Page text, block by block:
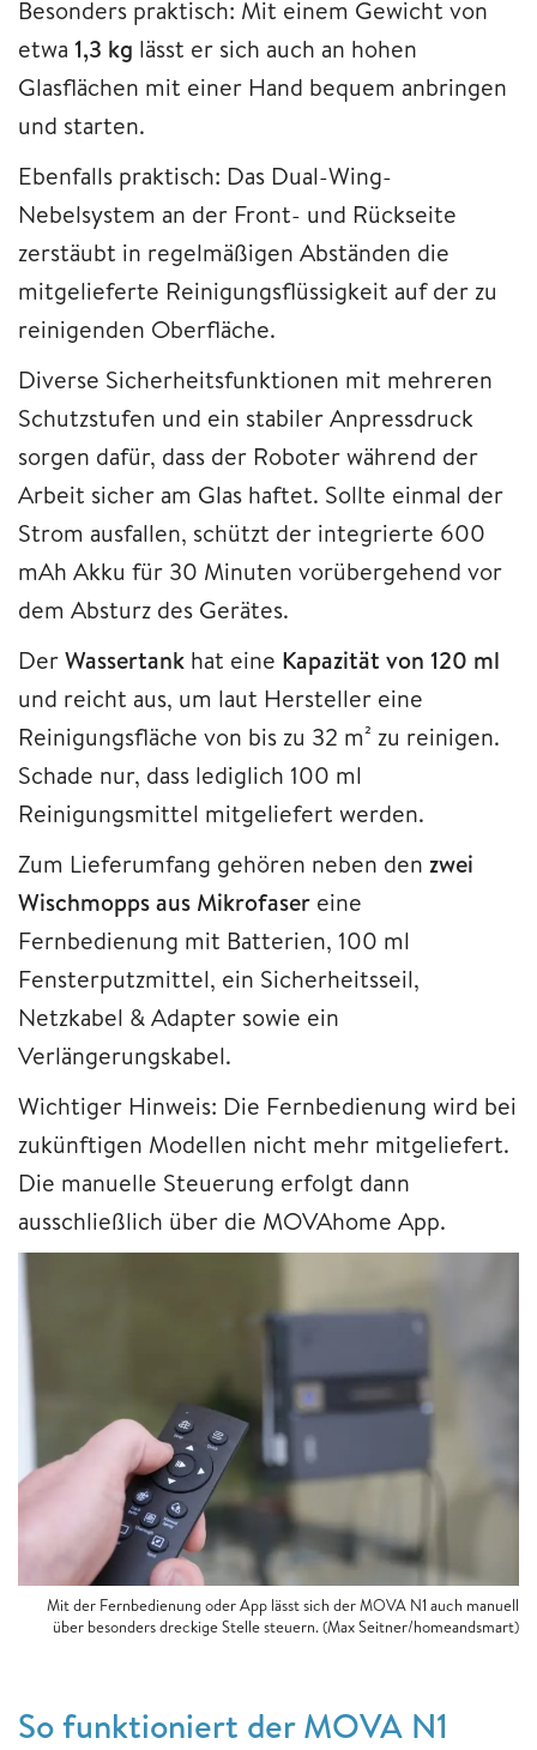
Besonders praktisch: Mit einem Gewicht von
etwa 1,3 kg lässt er sich auch an hohen
Glasflächen mit einer Hand bequem anbringen
und starten.
Ebenfalls praktisch: Das Dual-Wing-
Nebelsystem an der Front- und Rückseite
zerstäubt in regelmäßigen Abständen die
mitgelieferte Reinigungsflüssigkeit auf der zu
reinigenden Oberfläche.
Diverse Sicherheitsfunktionen mit mehreren
Schutzstufen und ein stabiler Anpressdruck
sorgen dafür, dass der Roboter während der
Arbeit sicher am Glas haftet. Sollte einmal der
Strom ausfallen, schützt der integrierte 600
mAh Akku für 30 Minuten vorübergehend vor
dem Absturz des Gerätes.
DerWassertank hat eine Kapazität von 120 ml
und reicht aus, um laut Hersteller eine
Reinigungsfläche von bis zu 32 m² zu reinigen.
Schade nur, dass lediglich 100 ml
Reinigungsmittel mitgeliefert werden.
Zum Lieferumfang gehören neben den zwei
Wischmopps aus Mikrofaser eine
Fernbedienung mit Batterien, 100 ml
Fensterputzmittel, ein Sicherheitsseil,
Netzkabel & Adapter sowie ein
Verlängerungskabel.
Wichtiger Hinweis: Die Fernbedienung wird bei
zukünftigen Modellen nicht mehr mitgeliefert.
Die manuelle Steuerung erfolgt dann
ausschließlich über die MOVAhome App.
Mit der Fernbedienung oder App lässt sich der MOVA N1 auch manuell
über besonders dreckige Stelle steuern. (Max Seitner/homeandsmart)
So funktioniert der MOVA N1